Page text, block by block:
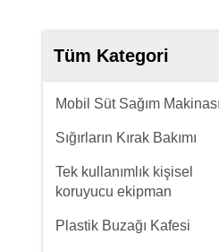
Tüm Kategori
Mobil Süt Sağım Makinası
Sığırların Kırak Bakımı
Tek kullanımlık kişisel
koruyucu ekipman
Plastik Buzağı Kafesi